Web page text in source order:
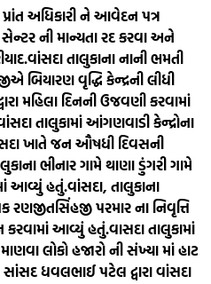
પ્રાંત અધિકારી ને આવેદન પત્ર
ની માન્યતા રદ કરવા અને
વાંસદા તાલુકાના નાની ભમતી
બિયારણ વૃદ્ધિ કેન્દ્રની લીધી
મહિલા દિનની ઉજવણી કરવામાં
તાલુકામાં આંગણવાડી કેન્દ્રોના
ખાતે જન ઔષધી દિવસની
ભીનાર ગામે થાણા ડુંગરી ગામે
આવ્યું હતું.વાંસદા, તાલુકાના
રણજીતસિંહજી પરમાર ના નિવૃત્તિ
કરવામાં આવ્યું હતું.વાસદા તાલુકામાં
લોકો હજારો ની સંખ્યા માં હાટ
ધવલભાઈ પટેલ દ્વારા વાંસદા